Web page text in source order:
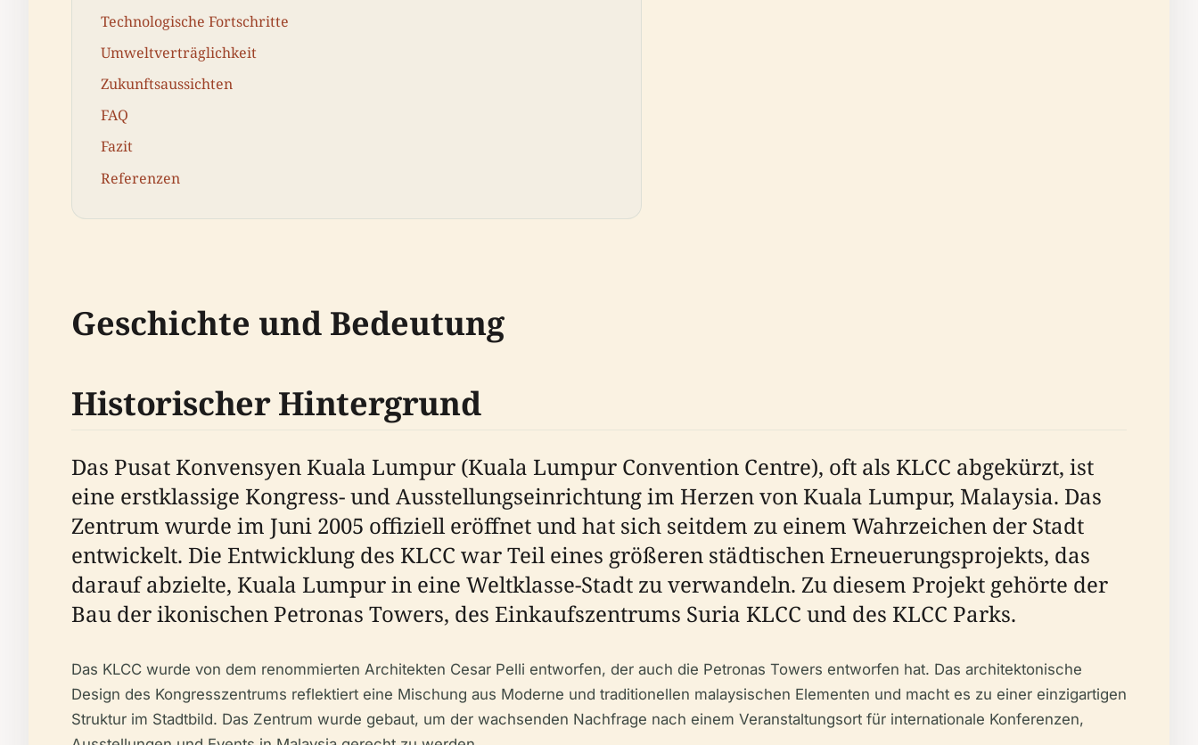
Technologische Fortschritte
Umweltverträglichkeit
Zukunftsaussichten
FAQ
Fazit
Referenzen
Geschichte und Bedeutung
Historischer Hintergrund
Das Pusat Konvensyen Kuala Lumpur (Kuala Lumpur Convention Centre), oft als KLCC abgekürzt, ist
eine erstklassige Kongress- und Ausstellungseinrichtung im Herzen von Kuala Lumpur, Malaysia. Das
Zentrum wurde im Juni 2005 offiziell eröffnet und hat sich seitdem zu einem Wahrzeichen der Stadt
entwickelt. Die Entwicklung des KLCC war Teil eines größeren städtischen Erneuerungsprojekts, das
darauf abzielte, Kuala Lumpur in eine Weltklasse-Stadt zu verwandeln. Zu diesem Projekt gehörte der
Bau der ikonischen Petronas Towers, des Einkaufszentrums Suria KLCC und des KLCC Parks.
Das KLCC wurde von dem renommierten Architekten Cesar Pelli entworfen, der auch die Petronas Towers entworfen hat. Das architektonische
Design des Kongresszentrums reflektiert eine Mischung aus Moderne und traditionellen malaysischen Elementen und macht es zu einer einzigartigen
Struktur im Stadtbild. Das Zentrum wurde gebaut, um der wachsenden Nachfrage nach einem Veranstaltungsort für internationale Konferenzen,